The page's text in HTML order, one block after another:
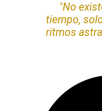
"No
tiempo,
ritmos